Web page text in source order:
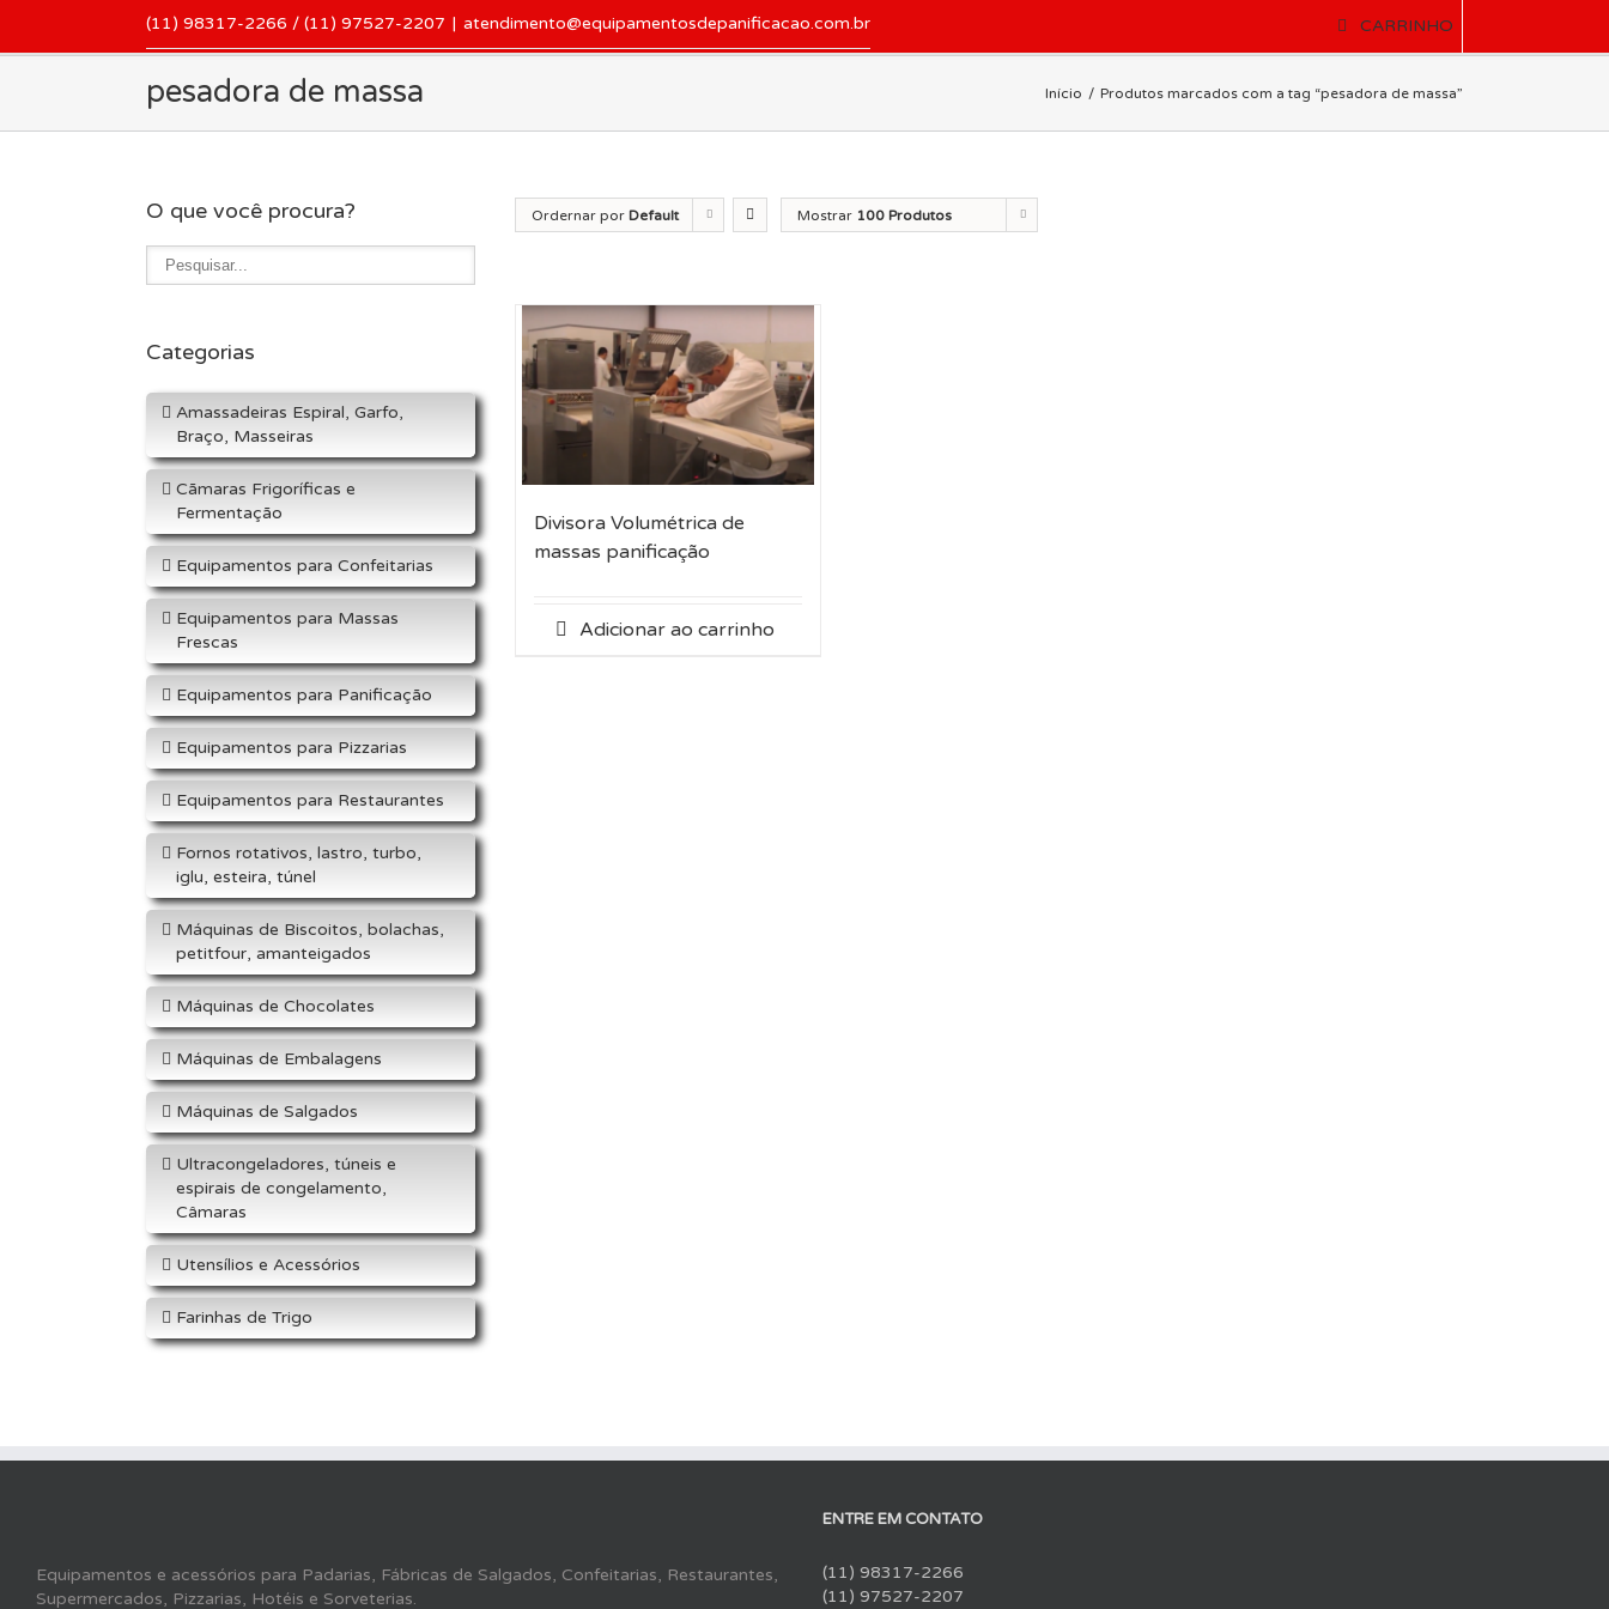
(11) 98317-2266 / (11) 97527-2207 | atendimento@equipamentosdepanificacao.com.br CARRINHO
pesadora de massa Início Produtos marcados com a tag “pesadora de massa”
Ordernar por Default Mostrar 100 Produtos
Divisora Volumétrica de
massas panificação
Adicionar ao carrinho
O que você procura?
Categorias
Amassadeiras Espiral, Garfo,
Braço, Masseiras
Cãmaras Frigoríficas e
Fermentação
Equipamentos para Confeitarias
Equipamentos para Massas
Frescas
Equipamentos para Panificação
Equipamentos para Pizzarias
Equipamentos para Restaurantes
Fornos rotativos, lastro, turbo,
iglu, esteira, túnel
Máquinas de Biscoitos, bolachas,
petitfour, amanteigados
Máquinas de Chocolates
Máquinas de Embalagens
Máquinas de Salgados
Ultracongeladores, túneis e
espirais de congelamento,
Câmaras
Utensílios e Acessórios
Farinhas de Trigo
Equipamentos e acessórios para Padarias, Fábricas de Salgados, Confeitarias, Restaurantes,
Supermercados, Pizzarias, Hotéis e Sorveterias.
ENTRE EM CONTATO
(11) 98317-2266
(11) 97527-2207